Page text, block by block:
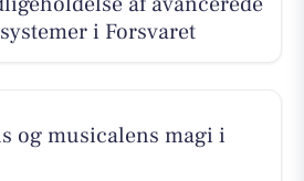
i Forsvaret
og musicalens magi i